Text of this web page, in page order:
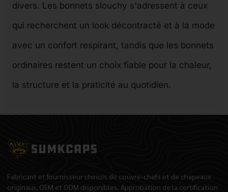
divers. Les bonnets slouchy s'adressent à ceux
qui recherchent un look décontracté et à la mode
avec un confort respirant, tandis que les bonnets
ordinaires restent un choix fiable pour la chaleur,
la structure et la praticité au quotidien.
Fabricant et fournisseur chinois de couvre-chefs et de chapeaux
originaux. OEM et ODM disponibles. Approbation de la certification